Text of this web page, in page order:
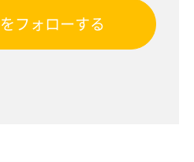
フォローする